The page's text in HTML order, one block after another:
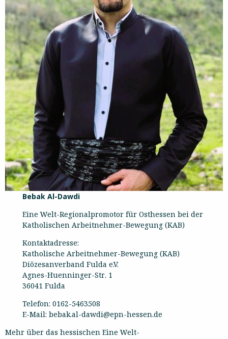
Bebak Al-Dawdi
Eine Welt-Regionalpromotor für Osthessen bei der
Katholischen Arbeitnehmer-Bewegung (KAB)
Kontaktadresse:
Katholische Arbeitnehmer-Bewegung (KAB)
Diözesanverband Fulda e.V.
Agnes-Huenninger-Str. 1
36041 Fulda
Telefon: 0162-5463508
E-Mail: bebak.al-dawdi@epn-hessen.de
Mehr über das hessischen Eine Welt-